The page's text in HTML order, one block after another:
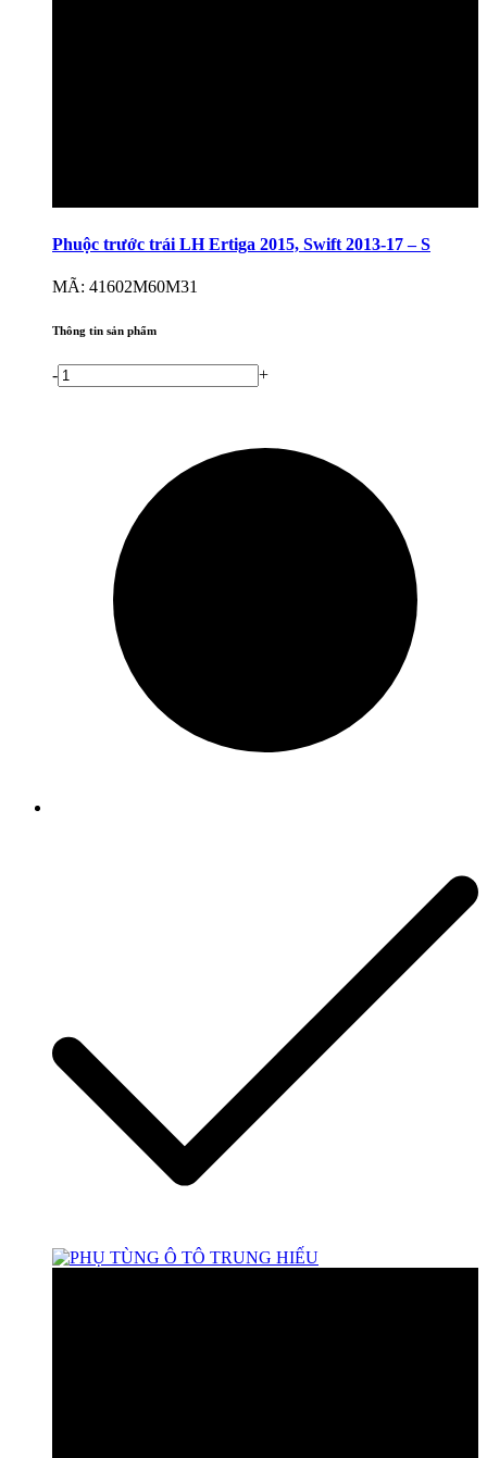
Phuộc trước trái LH Ertiga 2015, Swift 2013-17 – S
MÃ: 41602M60M31
Thông tin sản phẩm
- +